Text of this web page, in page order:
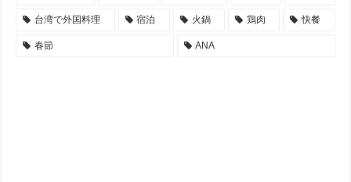
台湾で外国料理 宿泊 火鍋 鶏肉 快餐
春節 ANA